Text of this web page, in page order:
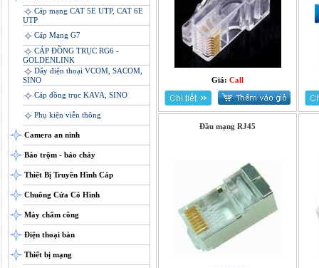
Cáp mạng CAT 5E UTP, CAT 6E
UTP
Cáp Mạng G7
CÁP ĐỒNG TRỤC RG6 -
GOLDENLINK
Dây điện thoại VCOM, SACOM,
SINO
Cáp đồng trục KAVA, SINO
Phụ kiện viễn thông
Camera an ninh
Báo trộm - báo cháy
Thiết Bị Truyền Hình Cáp
Chuông Cửa Có Hình
Máy chấm công
Điện thoại bàn
Thiết bị mạng
Giá: Call
Đầu mạng RJ45